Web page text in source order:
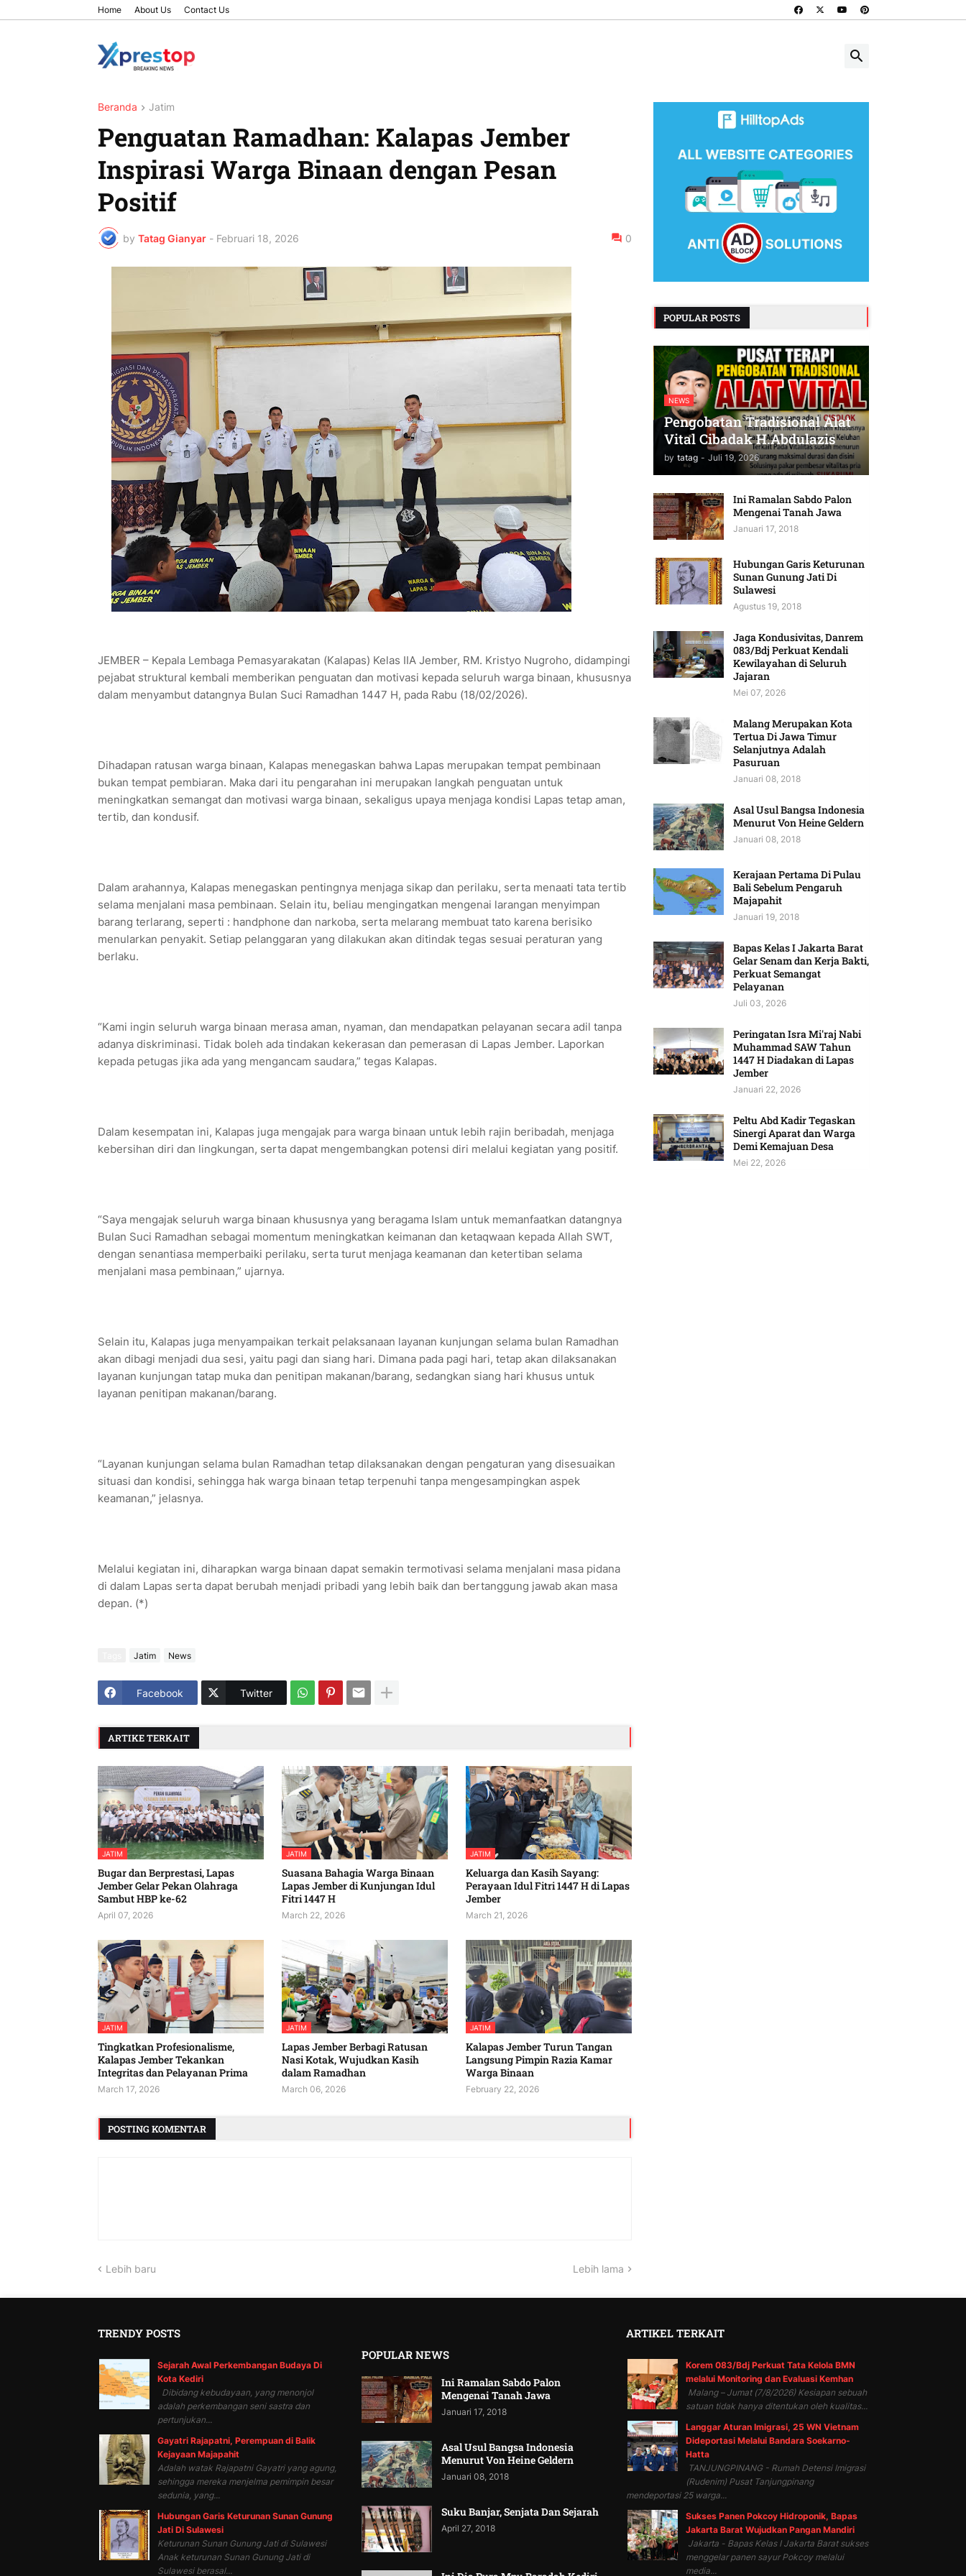
Home About Us Contact Us
Beranda Jatim
Penguatan Ramadhan: Kalapas Jember
Inspirasi Warga Binaan dengan Pesan
Positif
by Tatag Gianyar - Februari 18, 2026 0
JEMBER – Kepala Lembaga Pemasyarakatan (Kalapas) Kelas IIA Jember, RM. Kristyo Nugroho, didampingi
pejabat struktural kembali memberikan penguatan dan motivasi kepada seluruh warga binaan, khususnya
dalam menyambut datangnya Bulan Suci Ramadhan 1447 H, pada Rabu (18/02/2026).
Dihadapan ratusan warga binaan, Kalapas menegaskan bahwa Lapas merupakan tempat pembinaan
bukan tempat pembiaran. Maka dari itu pengarahan ini merupakan langkah penguatan untuk
meningkatkan semangat dan motivasi warga binaan, sekaligus upaya menjaga kondisi Lapas tetap aman,
tertib, dan kondusif.
Dalam arahannya, Kalapas menegaskan pentingnya menjaga sikap dan perilaku, serta menaati tata tertib
selama menjalani masa pembinaan. Selain itu, beliau mengingatkan mengenai larangan menyimpan
barang terlarang, seperti : handphone dan narkoba, serta melarang membuat tato karena berisiko
menularkan penyakit. Setiap pelanggaran yang dilakukan akan ditindak tegas sesuai peraturan yang
berlaku.
“Kami ingin seluruh warga binaan merasa aman, nyaman, dan mendapatkan pelayanan secara adil tanpa
adanya diskriminasi. Tidak boleh ada tindakan kekerasan dan pemerasan di Lapas Jember. Laporkan
kepada petugas jika ada yang mengancam saudara,” tegas Kalapas.
Dalam kesempatan ini, Kalapas juga mengajak para warga binaan untuk lebih rajin beribadah, menjaga
kebersihan diri dan lingkungan, serta dapat mengembangkan potensi diri melalui kegiatan yang positif.
“Saya mengajak seluruh warga binaan khususnya yang beragama Islam untuk memanfaatkan datangnya
Bulan Suci Ramadhan sebagai momentum meningkatkan keimanan dan ketaqwaan kepada Allah SWT,
dengan senantiasa memperbaiki perilaku, serta turut menjaga keamanan dan ketertiban selama
menjalani masa pembinaan,” ujarnya.
Selain itu, Kalapas juga menyampaikan terkait pelaksanaan layanan kunjungan selama bulan Ramadhan
akan dibagi menjadi dua sesi, yaitu pagi dan siang hari. Dimana pada pagi hari, tetap akan dilaksanakan
layanan kunjungan tatap muka dan penitipan makanan/barang, sedangkan siang hari khusus untuk
layanan penitipan makanan/barang.
“Layanan kunjungan selama bulan Ramadhan tetap dilaksanakan dengan pengaturan yang disesuaikan
situasi dan kondisi, sehingga hak warga binaan tetap terpenuhi tanpa mengesampingkan aspek
keamanan,” jelasnya.
Melalui kegiatan ini, diharapkan warga binaan dapat semakin termotivasi selama menjalani masa pidana
di dalam Lapas serta dapat berubah menjadi pribadi yang lebih baik dan bertanggung jawab akan masa
depan. (*)
Jatim News
Facebook Twitter
ARTIKE TERKAIT
JATIM
Bugar dan Berprestasi, Lapas
Jember Gelar Pekan Olahraga
Sambut HBP ke-62
April 07, 2026
JATIM
Suasana Bahagia Warga Binaan
Lapas Jember di Kunjungan Idul
Fitri 1447 H
March 22, 2026
JATIM
Keluarga dan Kasih Sayang:
Perayaan Idul Fitri 1447 H di Lapas
Jember
March 21, 2026
JATIM
Tingkatkan Profesionalisme,
Kalapas Jember Tekankan
Integritas dan Pelayanan Prima
March 17, 2026
JATIM
Lapas Jember Berbagi Ratusan
Nasi Kotak, Wujudkan Kasih
dalam Ramadhan
March 06, 2026
JATIM
Kalapas Jember Turun Tangan
Langsung Pimpin Razia Kamar
Warga Binaan
February 22, 2026
POSTING KOMENTAR
Lebih baru Lebih lama
POPULAR POSTS
NEWS
Pengobatan Tradisional Alat
Vital Cibadak H.Abdulazis
by tatag - Juli 19, 2026
Ini Ramalan Sabdo Palon
Mengenai Tanah Jawa
Januari 17, 2018
Hubungan Garis Keturunan
Sunan Gunung Jati Di
Sulawesi
Agustus 19, 2018
Jaga Kondusivitas, Danrem
083/Bdj Perkuat Kendali
Kewilayahan di Seluruh
Jajaran
Mei 07, 2026
Malang Merupakan Kota
Tertua Di Jawa Timur
Selanjutnya Adalah
Pasuruan
Januari 08, 2018
Asal Usul Bangsa Indonesia
Menurut Von Heine Geldern
Januari 08, 2018
Kerajaan Pertama Di Pulau
Bali Sebelum Pengaruh
Majapahit
Januari 19, 2018
Bapas Kelas I Jakarta Barat
Gelar Senam dan Kerja Bakti,
Perkuat Semangat
Pelayanan
Juli 03, 2026
Peringatan Isra Mi'raj Nabi
Muhammad SAW Tahun
1447 H Diadakan di Lapas
Jember
Januari 22, 2026
Peltu Abd Kadir Tegaskan
Sinergi Aparat dan Warga
Demi Kemajuan Desa
Mei 22, 2026
TRENDY POSTS
Sejarah Awal Perkembangan Budaya Di
Kota Kediri
Dibidang kebudayaan, yang menonjol
adalah perkembangan seni sastra dan
pertunjukan...
Gayatri Rajapatni, Perempuan di Balik
Kejayaan Majapahit
Adalah watak Rajapatni Gayatri yang agung,
sehingga mereka menjelma pemimpin besar
sedunia, yang...
Hubungan Garis Keturunan Sunan Gunung
Jati Di Sulawesi
Keturunan Sunan Gunung Jati di Sulawesi
Anak keturunan Sunan Gunung Jati di
Sulawesi berasal...
POPULAR NEWS
Ini Ramalan Sabdo Palon
Mengenai Tanah Jawa
Januari 17, 2018
Asal Usul Bangsa Indonesia
Menurut Von Heine Geldern
Januari 08, 2018
Suku Banjar, Senjata Dan Sejarah
April 27, 2018
ARTIKEL TERKAIT
Korem 083/Bdj Perkuat Tata Kelola BMN
melalui Monitoring dan Evaluasi Kemhan
Malang – Jumat (7/8/2026) Kesiapan sebuah
satuan tidak hanya ditentukan oleh kualitas...
Langgar Aturan Imigrasi, 25 WN Vietnam
Dideportasi Melalui Bandara Soekarno-
Hatta
TANJUNGPINANG - Rumah Detensi Imigrasi
(Rudenim) Pusat Tanjungpinang
mendeportasi 25 warga...
Sukses Panen Pokcoy Hidroponik, Bapas
Jakarta Barat Wujudkan Pangan Mandiri
Jakarta - Bapas Kelas I Jakarta Barat sukses
menggelar panen sayur Pokcoy melalui
media...